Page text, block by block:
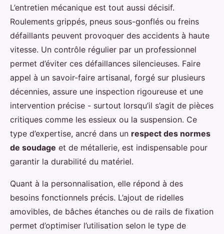
L’entretien mécanique est tout aussi décisif.
Roulements grippés, pneus sous-gonflés ou freins
défaillants peuvent provoquer des accidents à haute
vitesse. Un contrôle régulier par un professionnel
permet d’éviter ces défaillances silencieuses. Faire
appel à un savoir-faire artisanal, forgé sur plusieurs
décennies, assure une inspection rigoureuse et une
intervention précise - surtout lorsqu’il s’agit de pièces
critiques comme les essieux ou la suspension. Ce
type d’expertise, ancré dans un respect des normes
de soudage et de métallerie, est indispensable pour
garantir la durabilité du matériel.
Quant à la personnalisation, elle répond à des
besoins fonctionnels précis. L’ajout de ridelles
amovibles, de bâches étanches ou de rails de fixation
permet d’optimiser l’utilisation selon le type de